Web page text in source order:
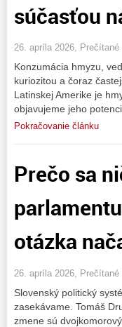
súčasťou
26. apríla 2026, Prečítané
Konzumácia hmyzu,
kuriozitou a čoraz
Latinskej Amerike je
objavujeme jeho
Pokračovanie článku
Prečo sa
otázka
26. apríla 2026, Prečítané
Slovenský politický
zasekávame. Tomáš
zmene sú